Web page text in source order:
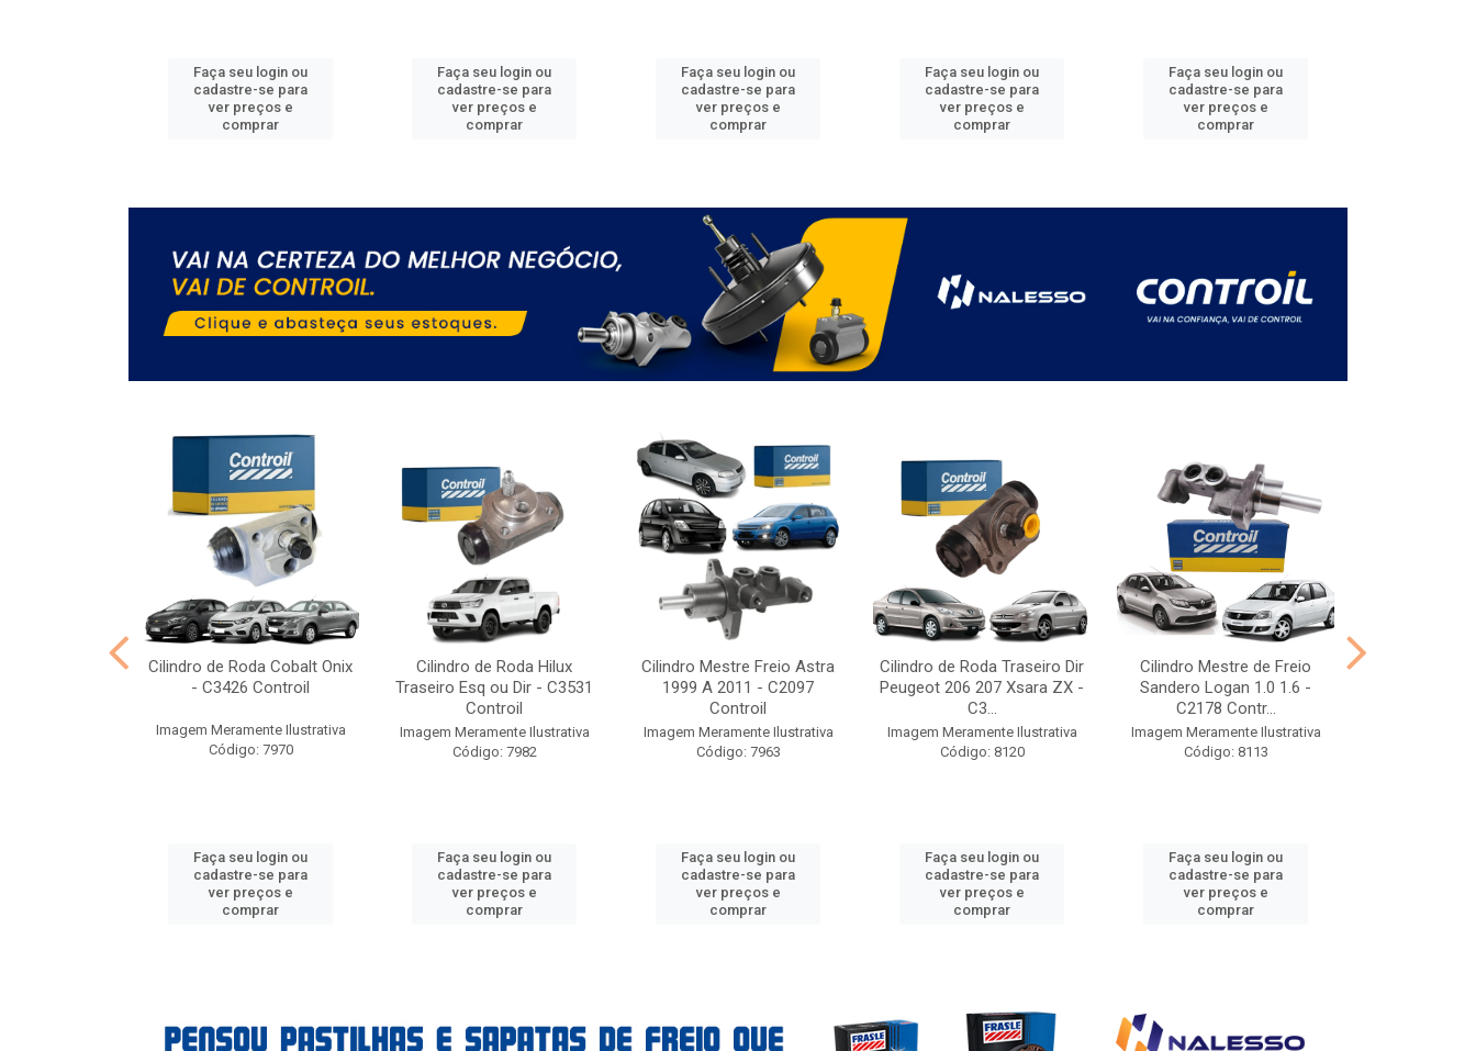
Faça seu login ou
cadastre-se para
ver preços e
comprar
Faça seu login ou
cadastre-se para
ver preços e
comprar
Faça seu login ou
cadastre-se para
ver preços e
comprar
Faça seu login ou
cadastre-se para
ver preços e
comprar
Faça seu login ou
cadastre-se para
ver preços e
comprar
Cilindro de Roda Cobalt Onix
- C3426 Controil
Imagem Meramente Ilustrativa
Código: 7970
Faça seu login ou
cadastre-se para
ver preços e
comprar
Cilindro de Roda Hilux
Traseiro Esq ou Dir - C3531
Controil
Imagem Meramente Ilustrativa
Código: 7982
Faça seu login ou
cadastre-se para
ver preços e
comprar
Cilindro Mestre Freio Astra
1999 A 2011 - C2097
Controil
Imagem Meramente Ilustrativa
Código: 7963
Faça seu login ou
cadastre-se para
ver preços e
comprar
Cilindro de Roda Traseiro Dir
Peugeot 206 207 Xsara ZX -
C3...
Imagem Meramente Ilustrativa
Código: 8120
Faça seu login ou
cadastre-se para
ver preços e
comprar
Cilindro Mestre de Freio
Sandero Logan 1.0 1.6 -
C2178 Contr...
Imagem Meramente Ilustrativa
Código: 8113
Faça seu login ou
cadastre-se para
ver preços e
comprar